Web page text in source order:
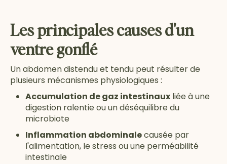
Les principales causes d'un
ventre gonflé
Un abdomen distendu et tendu peut résulter de
plusieurs mécanismes physiologiques :
Accumulation de gaz intestinaux liée à une
digestion ralentie ou un déséquilibre du
microbiote
Inflammation abdominalecausée par
l'alimentation, le stress ou une perméabilité
intestinale